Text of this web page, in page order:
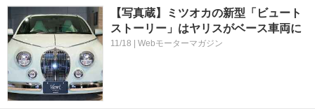
【写真蔵】ミツオカの新型「ビュート
ストーリー」はヤリスがベース車両に
11/18 | Webモーターマガジン